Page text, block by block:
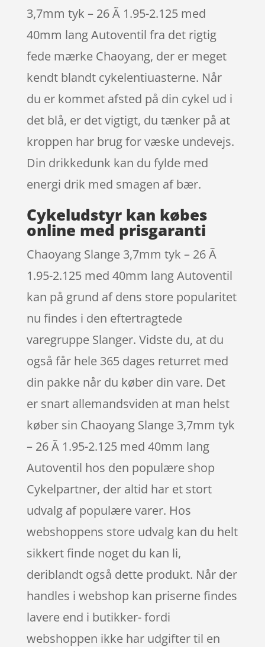
3,7mm tyk – 26 Ã 1.95-2.125 med
40mm lang Autoventil fra det rigtig
fede mærke Chaoyang, der er meget
kendt blandt cykelentiuasterne. Når
du er kommet afsted på din cykel ud i
det blå, er det vigtigt, du tænker på at
kroppen har brug for væske undevejs.
Din drikkedunk kan du fylde med
energi drik med smagen af bær.
Cykeludstyr kan købes
online med prisgaranti
Chaoyang Slange 3,7mm tyk – 26 Ã
1.95-2.125 med 40mm lang Autoventil
kan på grund af dens store popularitet
nu findes i den eftertragtede
varegruppe Slanger. Vidste du, at du
også får hele 365 dages returret med
din pakke når du køber din vare. Det
er snart allemandsviden at man helst
køber sin Chaoyang Slange 3,7mm tyk
– 26 Ã 1.95-2.125 med 40mm lang
Autoventil hos den populære shop
Cykelpartner, der altid har et stort
udvalg af populære varer. Hos
webshoppens store udvalg kan du helt
sikkert finde noget du kan li,
deriblandt også dette produkt. Når der
handles i webshop kan priserne findes
lavere end i butikker- fordi
webshoppen ikke har udgifter til en